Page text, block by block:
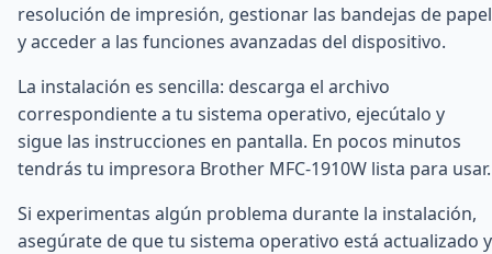
resolución de impresión, gestionar las bandejas de papel
y acceder a las funciones avanzadas del dispositivo.
La instalación es sencilla: descarga el archivo
correspondiente a tu sistema operativo, ejecútalo y
sigue las instrucciones en pantalla. En pocos minutos
tendrás tu impresora Brother MFC-1910W lista para usar.
Si experimentas algún problema durante la instalación,
asegúrate de que tu sistema operativo está actualizado y